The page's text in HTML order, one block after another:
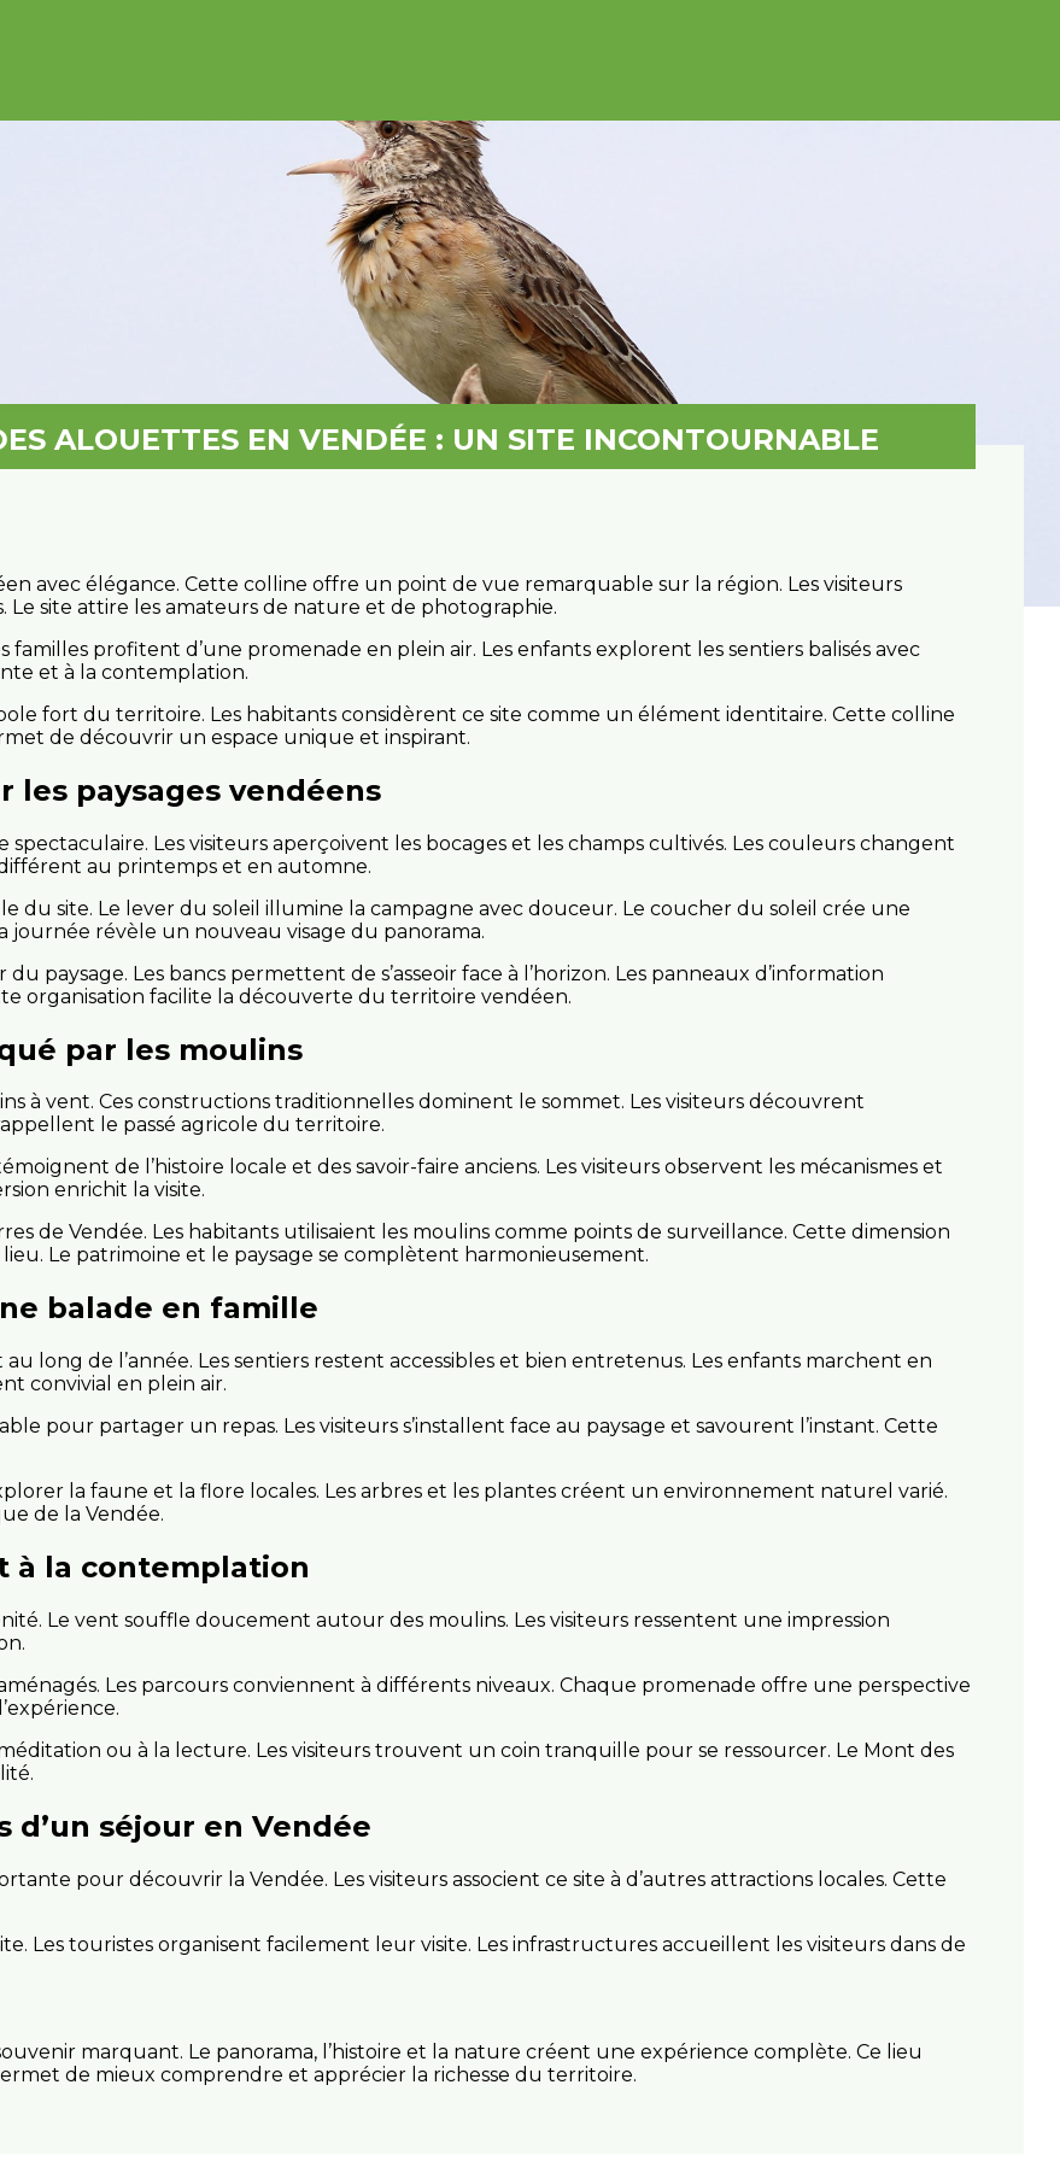
ALOUETTES EN VENDÉE : UN SITE INCONTOURNABLE
avec élégance. Cette colline offre un point de vue remarquable sur la région. Les visiteurs
Le site attire les amateurs de nature et de photographie.
familles profitent d’une promenade en plein air. Les enfants explorent les sentiers balisés avec
et à la contemplation.
fort du territoire. Les habitants considèrent ce site comme un élément identitaire. Cette colline
de découvrir un espace unique et inspirant.
les paysages vendéens
spectaculaire. Les visiteurs aperçoivent les bocages et les champs cultivés. Les couleurs changent
au printemps et en automne.
du site. Le lever du soleil illumine la campagne avec douceur. Le coucher du soleil crée une
révèle un nouveau visage du panorama.
paysage. Les bancs permettent de s’asseoir face à l’horizon. Les panneaux d’information
organisation facilite la découverte du territoire vendéen.
par les moulins
à vent. Ces constructions traditionnelles dominent le sommet. Les visiteurs découvrent
le passé agricole du territoire.
de l’histoire locale et des savoir-faire anciens. Les visiteurs observent les mécanismes et
enrichit la visite.
de Vendée. Les habitants utilisaient les moulins comme points de surveillance. Cette dimension
Le patrimoine et le paysage se complètent harmonieusement.
balade en famille
long de l’année. Les sentiers restent accessibles et bien entretenus. Les enfants marchent en
convivial en plein air.
pour partager un repas. Les visiteurs s’installent face au paysage et savourent l’instant. Cette
la faune et la flore locales. Les arbres et les plantes créent un environnement naturel varié.
de la Vendée.
à la contemplation
Le vent souffle doucement autour des moulins. Les visiteurs ressentent une impression
Les parcours conviennent à différents niveaux. Chaque promenade offre une perspective
ou à la lecture. Les visiteurs trouvent un coin tranquille pour se ressourcer. Le Mont des
séjour en Vendée
pour découvrir la Vendée. Les visiteurs associent ce site à d’autres attractions locales. Cette
Les touristes organisent facilement leur visite. Les infrastructures accueillent les visiteurs dans de
marquant. Le panorama, l’histoire et la nature créent une expérience complète. Ce lieu
de mieux comprendre et apprécier la richesse du territoire.